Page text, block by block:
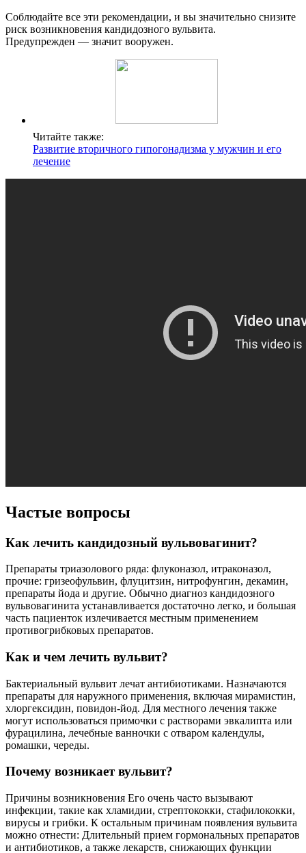
Соблюдайте все эти рекомендации, и вы значительно снизите
риск возникновения кандидозного вульвита.
Предупрежден — значит вооружен.
Читайте также:
Развитие вторичного гипогонадизма у мужчин и его
лечение
Частые вопросы
Как лечить кандидозный вульвовагинит?
Препараты триазолового ряда: флуконазол, итраконазол,
прочие: гризеофульвин, флуцитзин, нитрофунгин, декамин,
препараты йода и другие. Обычно диагноз кандидозного
вульвовагинита устанавливается достаточно легко, и большая
часть пациенток излечивается местным применением
противогрибковых препаратов.
Как и чем лечить вульвит?
Бактериальный вульвит лечат антибиотиками. Назначаются
препараты для наружного применения, включая мирамистин,
хлоргексидин, повидон-йод. Для местного лечения также
могут использоваться примочки с растворами эвкалипта или
фурацилина, лечебные ванночки с отваром календулы,
ромашки, череды.
Почему возникает вульвит?
Причины возникновения Его очень часто вызывают
инфекции, такие как хламидии, стрептококки, стафилококки,
вирусы и грибки. К остальным причинам появления вульвита
можно отнести: Длительный прием гормональных препаратов
и антибиотиков, а также лекарств, снижающих функции